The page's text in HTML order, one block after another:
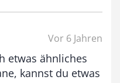
Vor 6 Jahren
etwas ähnliches
kannst du etwas